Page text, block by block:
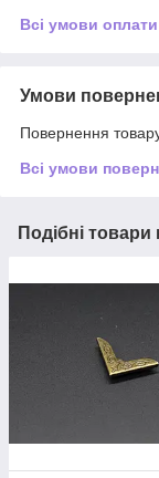
Всі умови оплати
Умови
Повернення
Всі умови
Подібні товари